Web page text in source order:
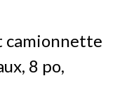
camionnette
8 po,